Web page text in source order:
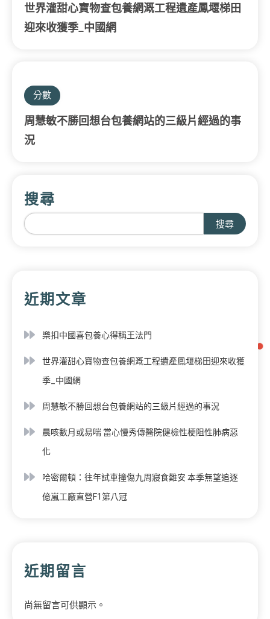
世界灌甜心寶物查包養網溉工程遺產鳳堰梯田
迎來收獲季_中國網
分數
周慧敏不勝回想台包養網站的三級片經過的事
況
搜尋
搜尋
近期文章
樂扣中國喜包養心得稱王法門
世界灌甜心寶物查包養網溉工程遺產鳳堰梯田迎來收獲
季_中國網
周慧敏不勝回想台包養網站的三級片經過的事況
晨咳數月或易喘 當心慢秀傳醫院健檢性梗阻性肺病惡
化
哈密爾頓：往年試車撞傷九周寢食難安 本季無望追逐
億嵐工廠直營F1第八冠
近期留言
尚無留言可供顯示。